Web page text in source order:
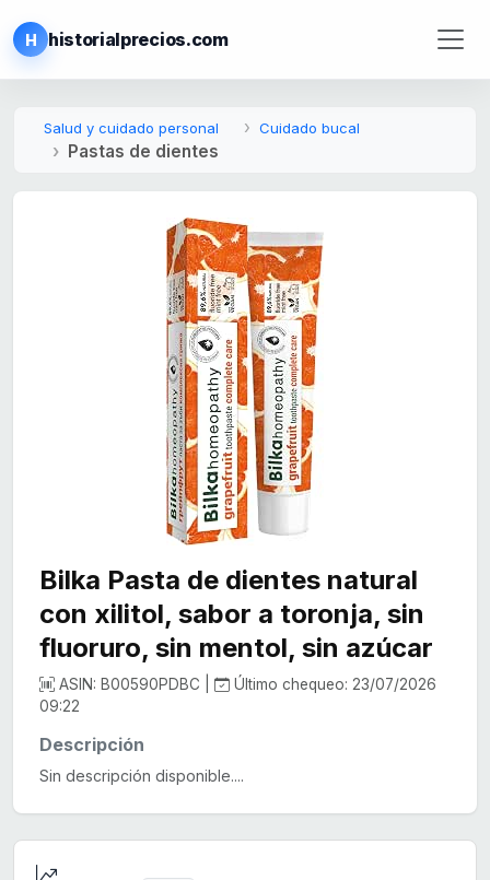
H historialprecios.com
Salud y cuidado personal Cuidado bucal
Pastas de dientes
Bilka Pasta de dientes natural
con xilitol, sabor a toronja, sin
fluoruro, sin mentol, sin azúcar
ASIN: B00590PDBC |
Último chequeo: 23/07/2026
09:22
Descripción
Sin descripción disponible....